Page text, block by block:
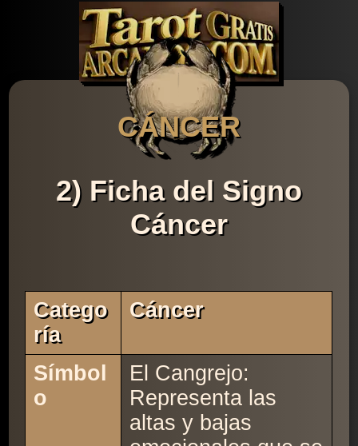
CÁNCER
2) Ficha del Signo
Cáncer
Catego
Ría
Cáncer
Símbol
o
El Cangrejo:
Representa las
altas y bajas